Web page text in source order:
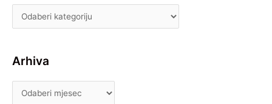
Arhiva